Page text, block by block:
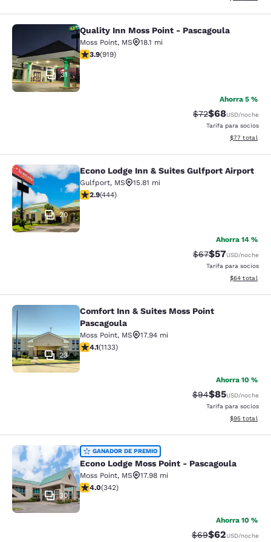
Quality Inn Moss Point - Pascagoula
31
Quality Inn Moss Point - Pascagoula
Moss Point, MS
18.1 mi
calificación de 3.88 estrellas. Bueno. 919 reseñas
3.9(919)
Ahorra 5 %
Precio tachado:
$72Precio con
$68USD/noche
Tarifa para socios
Ver detalles
$77 total
Econo Lodge Inn & Suites Gulfport
20
Econo Lodge Inn & Suites Gulfport Airport
Gulfport, MS
15.81 mi
calificación de 2.9 estrellas. Feria. 444 reseñas
2.9(444)
Ahorra 14 %
Precio tachado:
$67Precio con
$57USD/noche
Tarifa para socios
Ver detalles
$64 total
Comfort Inn & Suites Moss Point
23
Comfort Inn & Suites Moss Point
Pascagoula
Moss Point, MS
17.94 mi
calificación de 4.09 estrellas. Muy bueno. 1133
4.1(1133)
Ahorra 10 %
Precio tachado:
$94Precio con
$85USD/noche
Tarifa para socios
Ver detalles
$95 total
Econo Lodge Moss Point -
30
GANADOR DE PREMIO
Econo Lodge Moss Point - Pascagoula
Moss Point, MS
17.98 mi
calificación de 4.05 estrellas. Muy bueno. 342 reseñas
4.0(342)
Ahorra 10 %
Precio tachado:
$69Precio con
$62USD/noche